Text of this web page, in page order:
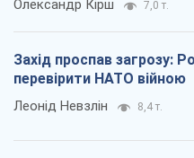
Олександр Кірш 7,0 т.
Захід проспав загрозу:
перевірити НАТО війною
Леонід Невзлін 8,4 т.